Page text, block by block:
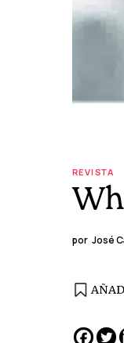
REVISTA
por José